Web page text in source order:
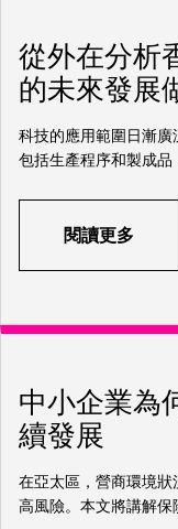
從外在分析
的未來發展
科技的應用範圍日漸廣
包括生產程序和製成品
閱讀更多
中小企業為
續發展
在亞太區，營商環境狀
高風險。本文將講解保